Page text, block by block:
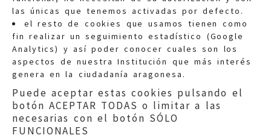
las únicas que tenemos activadas por defecto.
el resto de cookies que usamos tienen como
fin realizar un seguimiento estadístico (Google
Analytics) y así poder conocer cuales son los
aspectos de nuestra Institución que más interés
genera en la ciudadanía aragonesa.
Puede aceptar estas cookies pulsando el
botón ACEPTAR TODAS o limitar a las
necesarias con el botón SÓLO
FUNCIONALES
Quejas:quejas@eljusticiadearagon.es
Información general:
informacion@eljusticiadearagon.es
Teléfonos:900 210 210/